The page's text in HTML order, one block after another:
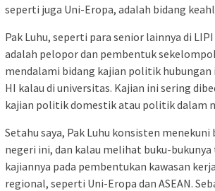
seperti juga Uni-Eropa, adalah bidang
Pak Luhu, seperti para senior lainnya di
adalah pelopor dan pembentuk
mendalami bidang kajian politik
HI kalau di universitas. Kajian ini sering
kajian politik domestik atau politik dalam
Setahu saya, Pak Luhu konsisten
negeri ini, dan kalau melihat buku-
kajiannya pada pembentukan kawasan
regional, seperti Uni-Eropa dan ASEAN.